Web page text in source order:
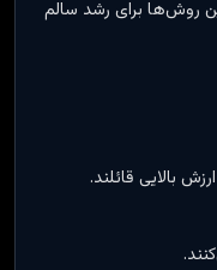
روش‌ها برای رشد سالم
بالایی قائلند.